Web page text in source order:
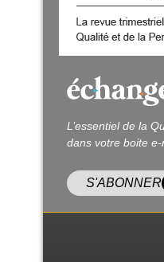
L’essentiel de la
dans votre boite e-
S'ABONNER